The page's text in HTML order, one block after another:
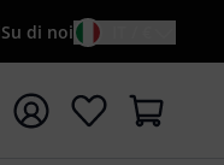
Su di noi
{searchTerm}